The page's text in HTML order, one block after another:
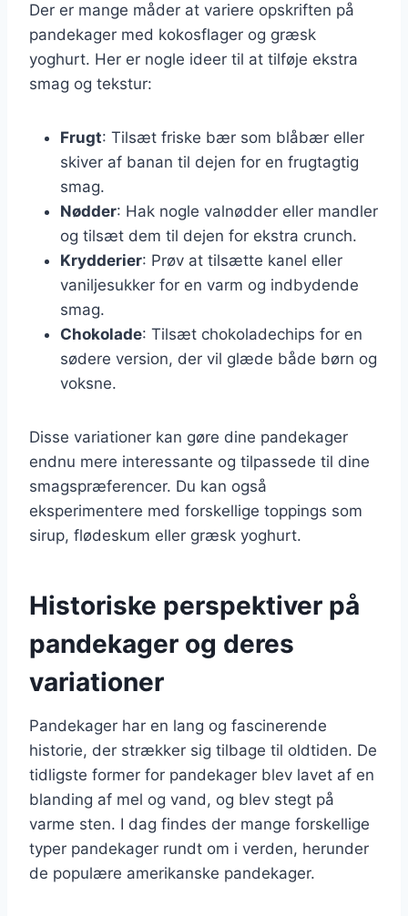
Der er mange måder at variere opskriften på
pandekager med kokosflager og græsk
yoghurt. Her er nogle ideer til at tilføje ekstra
smag og tekstur:
Frugt: Tilsæt friske bær som blåbær eller
skiver af banan til dejen for en frugtagtig
smag.
Nødder: Hak nogle valnødder eller mandler
og tilsæt dem til dejen for ekstra crunch.
Krydderier: Prøv at tilsætte kanel eller
vaniljesukker for en varm og indbydende
smag.
Chokolade: Tilsæt chokoladechips for en
sødere version, der vil glæde både børn og
voksne.
Disse variationer kan gøre dine pandekager
endnu mere interessante og tilpassede til dine
smagspræferencer. Du kan også
eksperimentere med forskellige toppings som
sirup, flødeskum eller græsk yoghurt.
Historiske perspektiver på
pandekager og deres
variationer
Pandekager har en lang og fascinerende
historie, der strækker sig tilbage til oldtiden. De
tidligste former for pandekager blev lavet af en
blanding af mel og vand, og blev stegt på
varme sten. I dag findes der mange forskellige
typer pandekager rundt om i verden, herunder
de populære amerikanske pandekager.